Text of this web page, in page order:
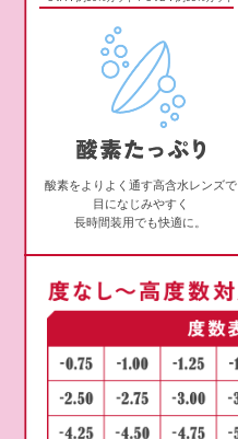
酸素をよりよく通す高含水レンズで
目になじみやすく
長時間装用でも快適に。